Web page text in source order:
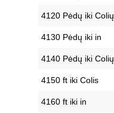
4120 Pėdų iki Colių
4130 Pėdų iki in
4140 Pėdų iki Colių
4150 ft iki Colis
4160 ft iki in